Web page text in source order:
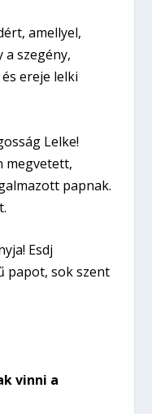
amellyel,
a szegény,
ereje lelki
Lelke!
megvetett,
papnak.
Esdj
papot, sok szent
vinni a